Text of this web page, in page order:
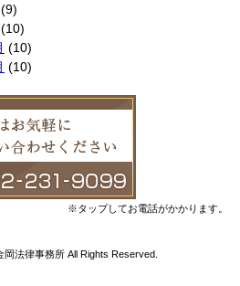
(9)
(10)
(10)
(10)
※タップしてお電話がかかります。
法律事務所 All Rights Reserved.